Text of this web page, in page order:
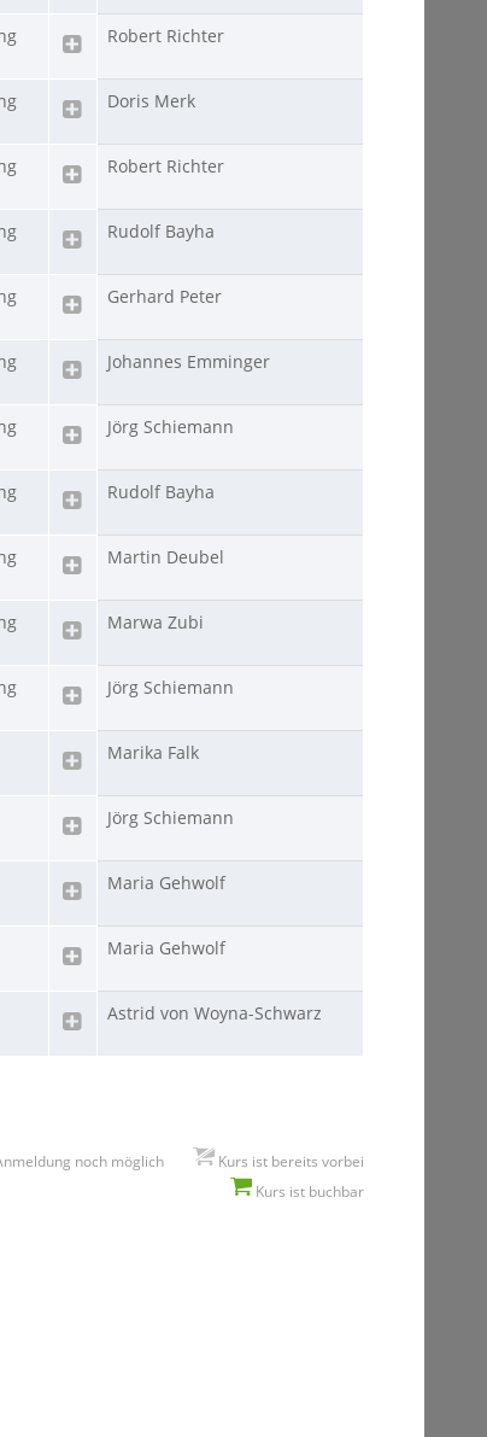
Robert Richter
Doris Merk
Robert Richter
Rudolf Bayha
Gerhard Peter
Johannes Emminger
Jörg Schiemann
Rudolf Bayha
Martin Deubel
Marwa Zubi
Jörg Schiemann
Marika Falk
Jörg Schiemann
Maria Gehwolf
Maria Gehwolf
Astrid von Woyna-Schwarz
noch möglich
Kurs ist bereits vorbei
Kurs ist buchbar